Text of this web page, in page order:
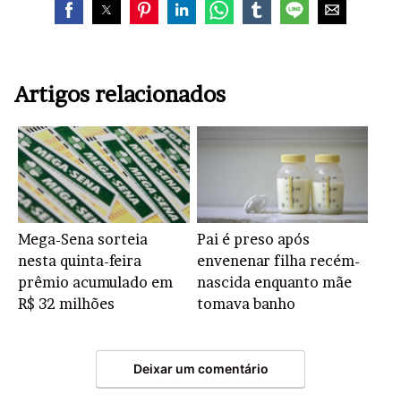
Artigos relacionados
Mega-Sena sorteia
nesta quinta-feira
prêmio acumulado em
R$ 32 milhões
Pai é preso após
envenenar filha recém-
nascida enquanto mãe
tomava banho
Deixar um comentário